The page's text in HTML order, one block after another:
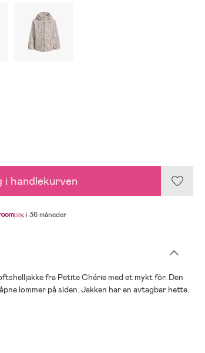
i handlekurven
i 36 måneder
fra Petite Chérie med et mykt fôr. Den
lommer på siden. Jakken har en avtagbar hette.